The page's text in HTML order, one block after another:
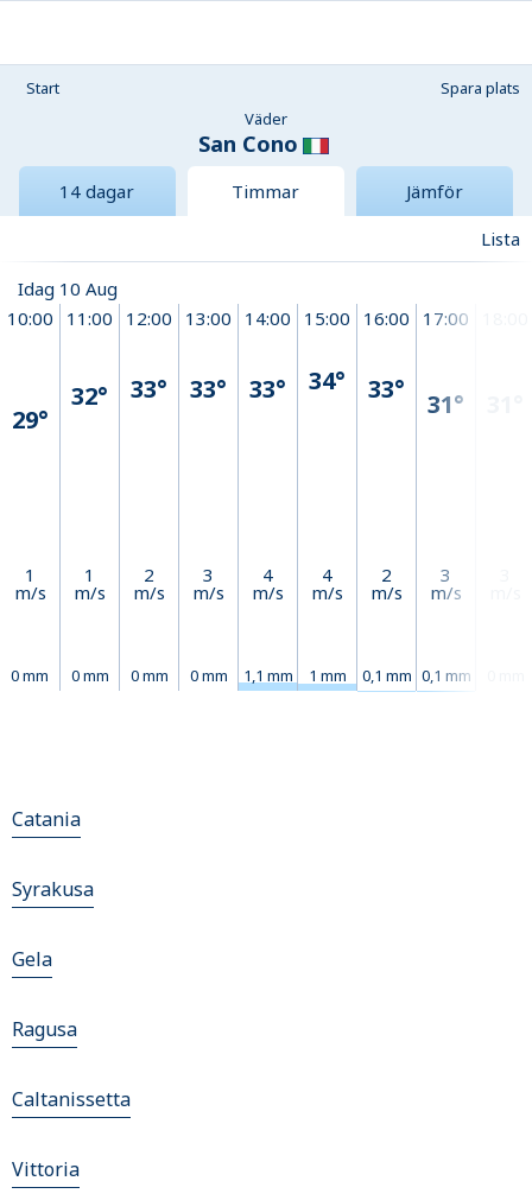
Start
Spara plats
Väder
San Cono
14 dagar Timmar
Jämför
Lista
Idag 10 Aug
10:00
29°
1
m/s
0 mm
11:00
32°
1
m/s
0 mm
12:00
33°
2
m/s
0 mm
13:00
33°
3
m/s
0 mm
14:00
33°
4
m/s
1,1 mm
15:00
34°
4
m/s
1 mm
16:00
33°
2
m/s
0,1 mm
17:00
31°
3
m/s
0,1 mm
Catania
Syrakusa
Gela
Ragusa
Caltanissetta
Vittoria